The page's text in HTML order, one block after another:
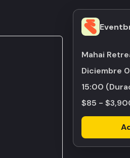
Mahai
diciembre
15:00
$85 -